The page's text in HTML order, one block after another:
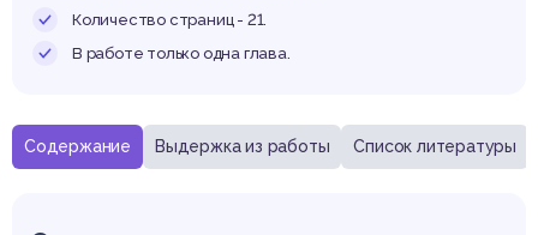
Содержание Выдержка из работы Список литературы
Количество страниц - 21.
В работе только одна глава.